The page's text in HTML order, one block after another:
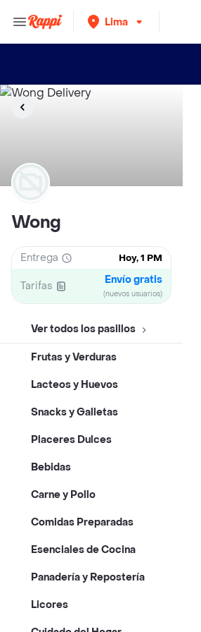
Lima
Wong
Entrega Hoy, 1 PM
Tarifas Envío gratis
(nuevos usuarios)
Ver todos los pasillos
Frutas y Verduras
Lacteos y Huevos
Snacks y Galletas
Placeres Dulces
Bebidas
Carne y Pollo
Comidas Preparadas
Esenciales de Cocina
Panadería y Repostería
Licores